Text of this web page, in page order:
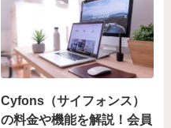
Cyfons（サイフォンス）
の料金や機能を解説！会員